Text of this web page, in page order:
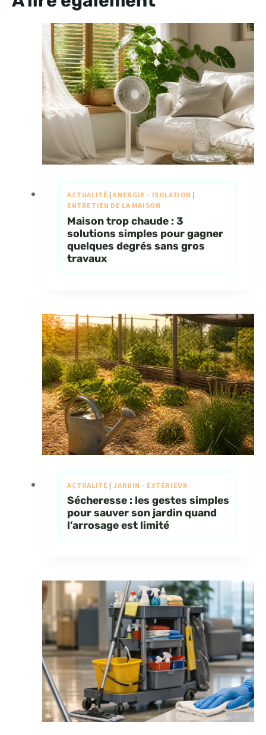
ACTUALITÉ | ENERGIE - ISOLATION |
ENTRETIEN DE LA MAISON
Maison trop chaude : 3
solutions simples pour gagner
quelques degrés sans gros
travaux
ACTUALITÉ | JARDIN - EXTÉRIEUR
Sécheresse : les gestes simples
pour sauver son jardin quand
l’arrosage est limité